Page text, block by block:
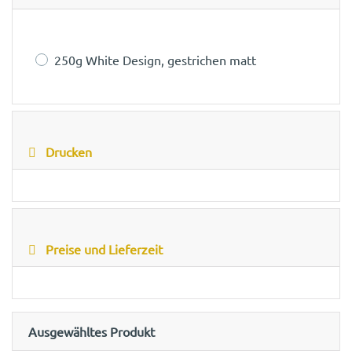
250g White Design, gestrichen matt
Drucken
Preise und Lieferzeit
Ausgewähltes Produkt